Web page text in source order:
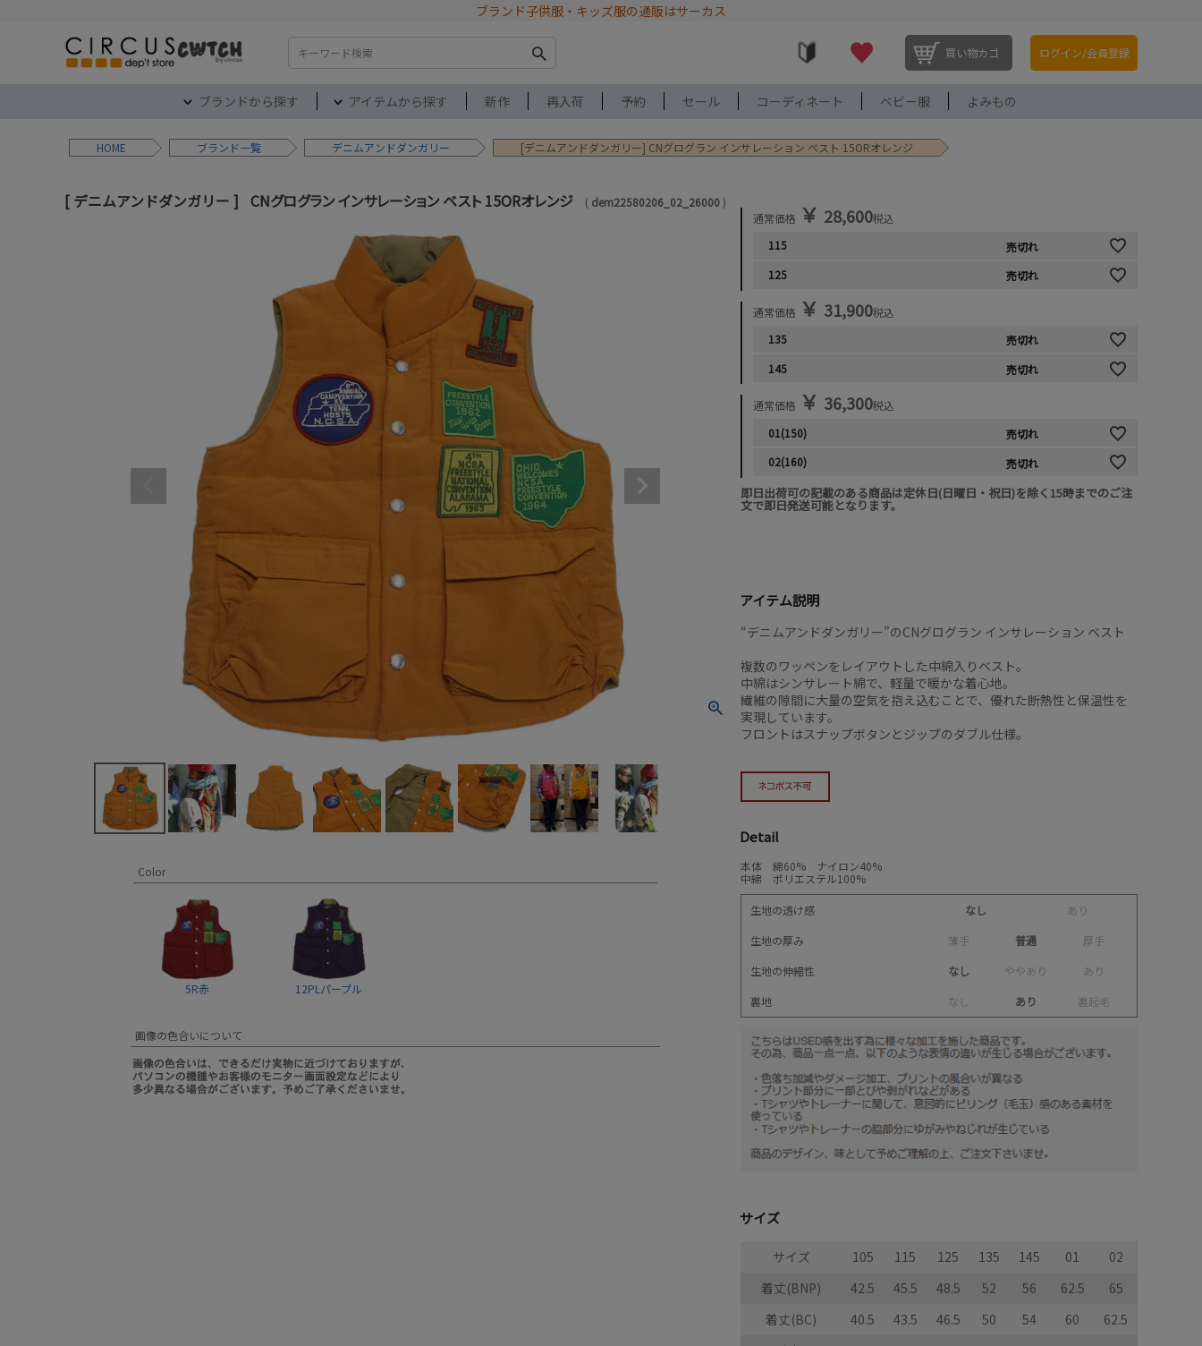
ブランド子供服・キッズ服の通販はサーカス
検索 買い物カゴ ログイン/会員登録
ブランドから探す アイテムから探す 新作 再入荷 予約 セール コーディネート ベビー服 よみもの
HOME ブランド デニムアンドダンガリー [デニムアンドダンガリー] CNグログラン インサレーション ベスト 15ORオレンジ
デニムアンドダンガリー CNグログラン インサレーション ベスト 15ORオレンジ dem22580206_02_26000
Color
5R赤 12PLパープル
画像の色合いについて
通常価格 ￥ 28,600税込
115
売切れ
125
売切れ
通常価格 ￥ 31,900税込
135
売切れ
145
売切れ
通常価格 ￥ 36,300税込
01(150)
売切れ
02(160)
売切れ
即日出荷可の記載のある商品は定休日(日曜日・祝日)を除く15時までのご注
文で即日発送可能となります。
アイテム説明
“デニムアンドダンガリー”のCNグログラン インサレーション ベスト
複数のワッペンをレイアウトした中綿入りベスト。
中綿はシンサレート綿で、軽量で暖かな着心地。
繊維の隙間に大量の空気を抱え込むことで、優れた断熱性と保温性を
実現しています。
フロントはスナップボタンとジップのダブル仕様。
Detail
本体 綿60% ナイロン40%
中綿 ポリエステル100%
生地の透け感 なし あ り
生地の厚み
薄手 普通 厚手
生地の伸縮性
なし ややあ り あ り
裏地
な し あり 裏起毛
サイズ
サイズ 105 115 125 135 145 01
02
着丈(BNP)
42.5 45.5 48.5 52 56 62.5
65
着丈(BC)
40.5 43.5 46.5 50 54 60
62.5